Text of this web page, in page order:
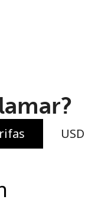
contraseña
USD